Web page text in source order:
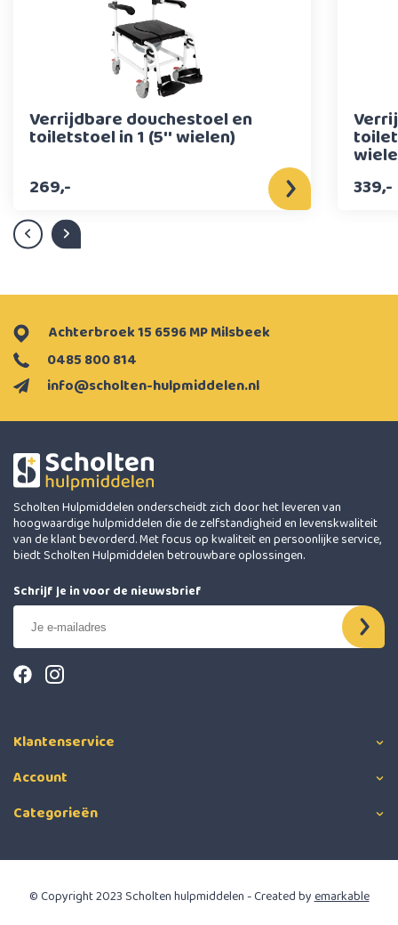
Verrijdbare douchestoel en
toiletstoel in 1 (5'' wielen)
269,-
339,-
info@scholten-hulpmiddelen.nl
0485 800 814
Achterbroek 15 6596 MP Milsbeek
Scholten Hulpmiddelen onderscheidt zich door het leveren van
hoogwaardige hulpmiddelen die de zelfstandigheid en levenskwaliteit
van de klant bevorderd. Met focus op kwaliteit en persoonlijke service,
biedt Scholten Hulpmiddelen betrouwbare oplossingen.
Schrijf je in voor de nieuwsbrief
Klantenservice
Account
Categorieën
© Copyright 2023 Scholten hulpmiddelen - Created byemarkable